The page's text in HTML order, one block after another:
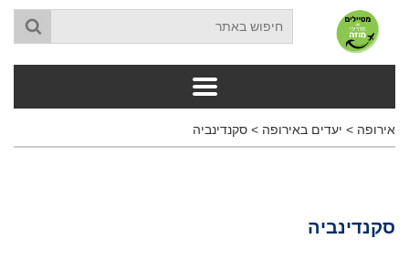
אירופה > יעדים באירופה > סקנדינביה
סקנדינביה